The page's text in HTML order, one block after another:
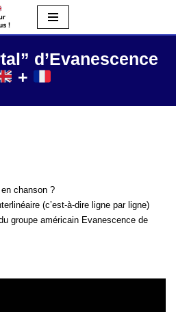
d’Evanescence
+
en chanson ?
(c’est-à-dire ligne par ligne)
groupe américain Evanescence de